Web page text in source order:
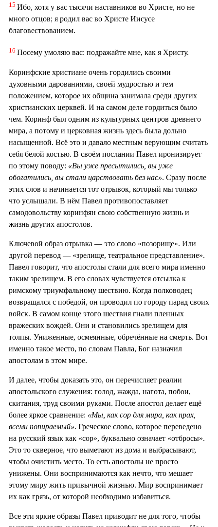
15 Ибо, хотя у вас тысячи наставников во Христе, но не
много отцов; я родил вас во Христе Иисусе
благовествованием.
16 Посему умоляю вас: подражайте мне, как я Христу.
Коринфские христиане очень гордились своими
духовными дарованиями, своей мудростью и тем
положением, которое их община занимала среди других
христианских церквей. И на самом деле гордиться было
чем. Коринф был одним из культурных центров древнего
мира, а потому и церковная жизнь здесь была дольно
насыщенной. Всё это и давало местным верующим считать
себя белой костью. В своём послании Павел иронизирует
по этому поводу: «Вы уже пресытились, вы уже
обогатились, вы стали царствовать без нас». Сразу после
этих слов и начинается тот отрывок, который мы только
что услышали. В нём Павел противопоставляет
самодовольству коринфян свою собственную жизнь и
жизнь других апостолов.
Ключевой образ отрывка — это слово «позорище». Или
другой перевод — «зрелище, театральное представление».
Павел говорит, что апостолы стали для всего мира именно
таким зрелищем. В его словах чувствуется отсылка к
римскому триумфальному шествию. Когда полководец
возвращался с победой, он проводил по городу парад своих
войск. В самом конце этого шествия гнали пленных
вражеских вождей. Они и становились зрелищем для
толпы. Униженные, осмеянные, обречённые на смерть. Вот
именно такое место, по словам Павла, Бог назначил
апостолам в этом мире.
И далее, чтобы доказать это, он перечисляет реалии
апостольского служения: голод, жажда, нагота, побои,
скитания, труд своими руками. После апостол делает ещё
более яркое сравнение: «Мы, как сор для мира, как прах,
всеми попираемый». Греческое слово, которое переведено
на русский язык как «сор», буквально означает «отбросы».
Это то скверное, что выметают из дома и выбрасывают,
чтобы очистить место. То есть апостолы не просто
унижены. Они воспринимаются как нечто, что мешает
этому миру жить привычной жизнью. Мир воспринимает
их как грязь, от которой необходимо избавиться.
Все эти яркие образы Павел приводит не для того, чтобы